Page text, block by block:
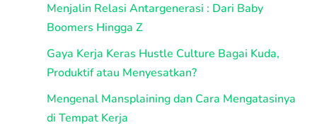
Menjalin Relasi Antargenerasi : Dari Baby
Boomers Hingga Z
Gaya Kerja Keras Hustle Culture Bagai Kuda,
Produktif atau Menyesatkan?
Mengenal Mansplaining dan Cara Mengatasinya
di Tempat Kerja